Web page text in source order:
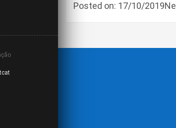
Posted on: 17/10/